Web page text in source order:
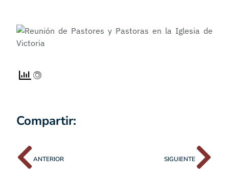
Compartir:
ANTERIOR SIGUIENTE